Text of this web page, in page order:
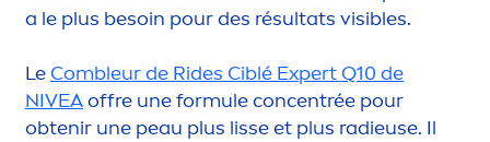
a le plus besoin pour des résultats visibles.
Le Combleur de Rides Ciblé Expert Q10 de
NIVEAoffre une formule concentrée pour
obtenir une peau plus lisse et plus radieuse. Il